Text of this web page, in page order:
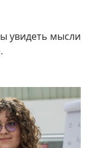
увидеть мысли